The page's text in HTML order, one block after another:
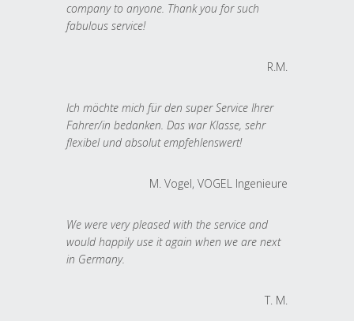
company to anyone. Thank you for such
fabulous service!
R.M.
Ich möchte mich für den super Service Ihrer
Fahrer/in bedanken. Das war Klasse, sehr
flexibel und absolut empfehlenswert!
M. Vogel, VOGEL Ingenieure
We were very pleased with the service and
would happily use it again when we are next
in Germany.
T. M.